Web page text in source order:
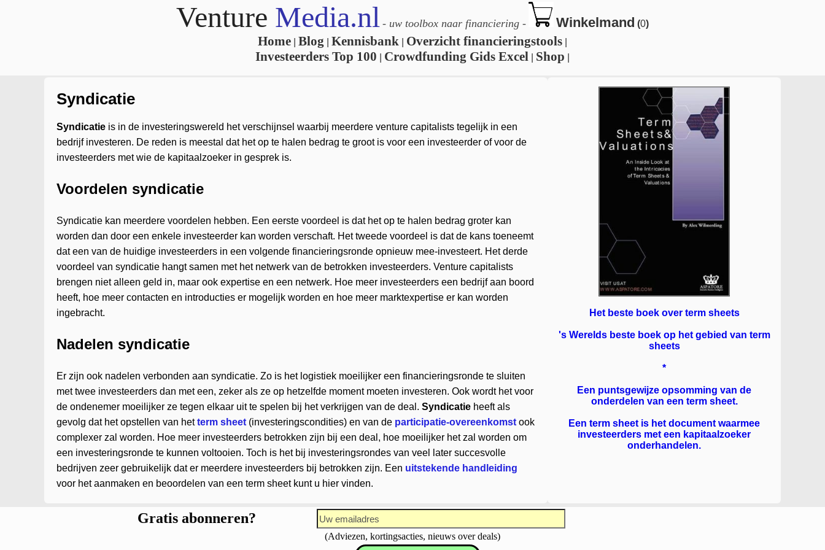
Venture Media.nl - uw toolbox naar financiering - Winkelmand (0)
Home Blog Kennisbank Overzicht financieringstools
Investeerders Top 100 Crowdfunding Gids Excel Shop
Syndicatie
Syndicatie is in de investeringswereld het verschijnsel waarbij meerdere venture capitalists tegelijk in een
bedrijf investeren. De reden is meestal dat het op te halen bedrag te groot is voor een investeerder of voor de
investeerders met wie de kapitaalzoeker in gesprek is.
Voordelen syndicatie
Syndicatie kan meerdere voordelen hebben. Een eerste voordeel is dat het op te halen bedrag groter kan
worden dan door een enkele investeerder kan worden verschaft. Het tweede voordeel is dat de kans toeneemt
dat een van de huidige investeerders in een volgende financieringsronde opnieuw mee-investeert. Het derde
voordeel van syndicatie hangt samen met het netwerk van de betrokken investeerders. Venture capitalists
brengen niet alleen geld in, maar ook expertise en een netwerk. Hoe meer investeerders een bedrijf aan boord
heeft, hoe meer contacten en introducties er mogelijk worden en hoe meer marktexpertise er kan worden
ingebracht.
Nadelen syndicatie
Er zijn ook nadelen verbonden aan syndicatie. Zo is het logistiek moeilijker een financieringsronde te sluiten
met twee investeerders dan met een, zeker als ze op hetzelfde moment moeten investeren. Ook wordt het voor
de ondenemer moeilijker ze tegen elkaar uit te spelen bij het verkrijgen van de deal. Syndicatie heeft als
gevolg dat het opstellen van hetterm sheet (investeringscondities) en van de participatie-overeenkomst ook
complexer zal worden. Hoe meer investeerders betrokken zijn bij een deal, hoe moeilijker het zal worden om
een investeringsronde te kunnen voltooien. Toch is het bij investeringsrondes van veel later succesvolle
bedrijven zeer gebruikelijk dat er meerdere investeerders bij betrokken zijn. Een uitstekende handleiding
voor het aanmaken en beoordelen van een term sheet kunt u hier vinden.
Het beste boek over term sheets
's Werelds beste boek op het gebied van term
sheets
*
Een puntsgewijze opsomming van de
onderdelen van een term sheet.
Een term sheet is het document waarmee
investeerders met een kapitaalzoeker
onderhandelen.
Gratis abonneren?
(Adviezen, kortingsacties, nieuws over deals)